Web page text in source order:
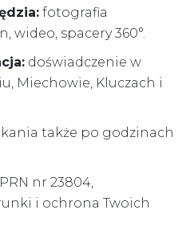
fotografia
wideo, spacery 360°.
doświadczenie w
Miechowie, Kluczach i
także po godzinach
nr 23804,
i ochrona Twoich